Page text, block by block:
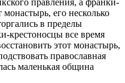
его несколько
в пределы
крестоносцы все время
этот монастырь,
православная
маленькая община